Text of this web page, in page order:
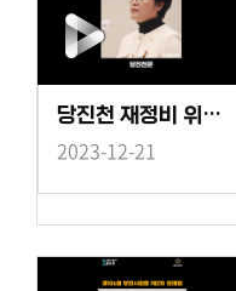
당진천 재정비 위한 마스터플랜 마련 시급-김명회의원 5분 자유발언 쇼츠
2023-12-21